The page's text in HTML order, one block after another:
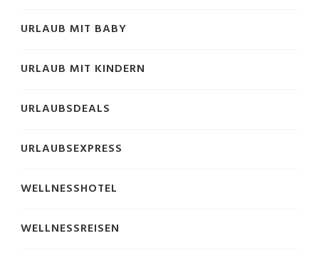
URLAUB MIT BABY
URLAUB MIT KINDERN
URLAUBSDEALS
URLAUBSEXPRESS
WELLNESSHOTEL
WELLNESSREISEN